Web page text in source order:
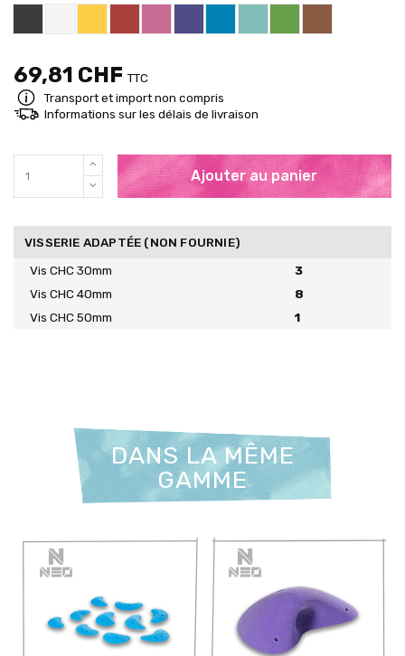
Black RAL 9005
WhiteYellow RAL 1018
Red RAL 3000
Pink RAL 4003
US Purple S4050 - R60B/M
Blue RAL 5015
Mint RAL 6027Brown RAL
69,81 CHF TTC
Transport et import non compris
Informations sur les délais de livraison
Ajouter au panier
VISSERIE ADAPTÉE (NON FOURNIE)
Vis CHC 30mm
3
Vis CHC 40mm
8
Vis CHC 50mm
1
DANS LA MÊME
GAMME